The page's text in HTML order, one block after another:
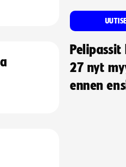
27 nyt
ennen